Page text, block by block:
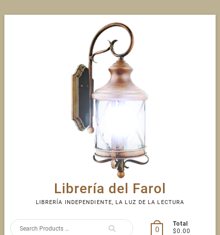
Librería del Farol
LIBRERÍA INDEPENDIENTE, LA LUZ DE LA LECTURA
Search
0
Total
$0.00